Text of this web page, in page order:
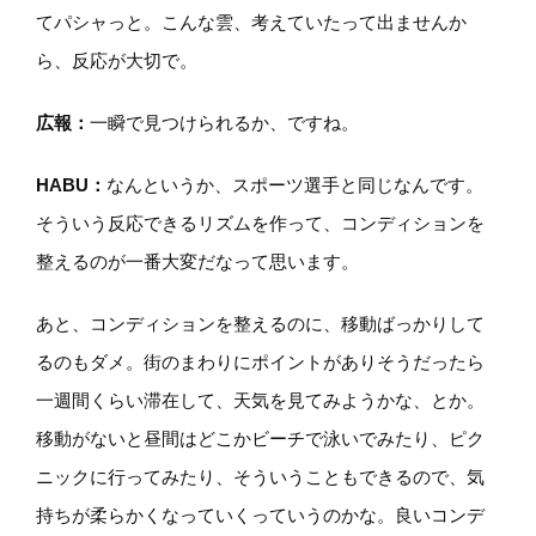
てパシャっと。こんな雲、考えていたって出ませんか
ら、反応が大切で。
広報： 一瞬で見つけられるか、ですね。
HABU ： なんというか、スポーツ選手と同じなんです。
そういう反応できるリズムを作って、コンディションを
整えるのが一番大変だなって思います。
あと、コンディションを整えるのに、移動ばっかりして
るのもダメ。街のまわりにポイントがありそうだったら
一週間くらい滞在して、天気を見てみようかな、とか。
移動がないと昼間はどこかビーチで泳いでみたり、ピク
ニックに行ってみたり、そういうこともできるので、気
持ちが柔らかくなっていくっていうのかな。良いコンデ